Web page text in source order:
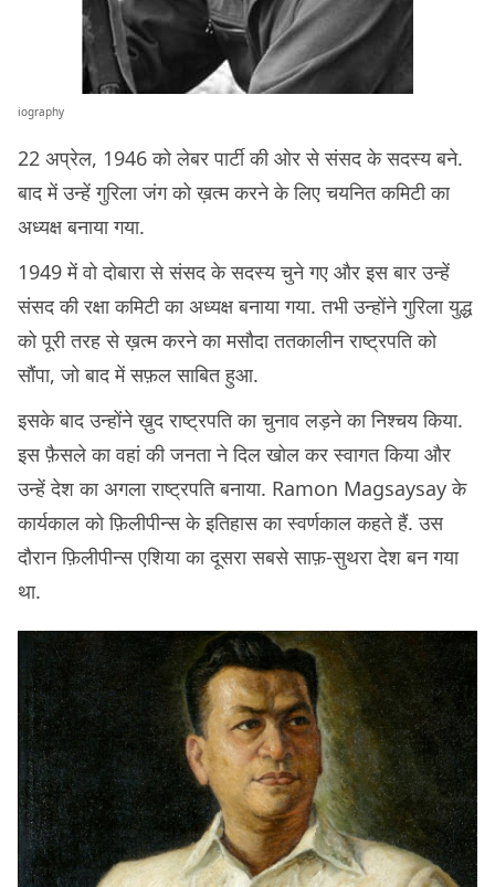
iography
22 अप्रेल, 1946 को लेबर पार्टी की ओर से संसद के सदस्य बने.
बाद में उन्हें गुरिला जंग को ख़त्म करने के लिए चयनित कमिटी का
अध्यक्ष बनाया गया.
1949 में वो दोबारा से संसद के सदस्य चुने गए और इस बार उन्हें
संसद की रक्षा कमिटी का अध्यक्ष बनाया गया. तभी उन्होंने गुरिला युद्ध
को पूरी तरह से ख़त्म करने का मसौदा ततकालीन राष्ट्रपति को
सौंपा, जो बाद में सफ़ल साबित हुआ.
इसके बाद उन्होंने ख़ुद राष्ट्रपति का चुनाव लड़ने का निश्चय किया.
इस फ़ैसले का वहां की जनता ने दिल खोल कर स्वागत किया और
उन्हें देश का अगला राष्ट्रपति बनाया. Ramon Magsaysay के
कार्यकाल को फ़िलीपीन्स के इतिहास का स्वर्णकाल कहते हैं. उस
दौरान फ़िलीपीन्स एशिया का दूसरा सबसे साफ़-सुथरा देश बन गया
था.